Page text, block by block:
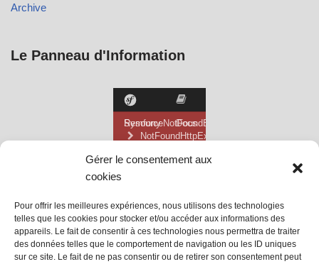
Gérer le consentement aux
cookies
Pour offrir les meilleures expériences, nous utilisons des technologies
telles que les cookies pour stocker et/ou accéder aux informations des
appareils. Le fait de consentir à ces technologies nous permettra de traiter
des données telles que le comportement de navigation ou les ID uniques
sur ce site. Le fait de ne pas consentir ou de retirer son consentement peut
Archive
Le Panneau d'Information